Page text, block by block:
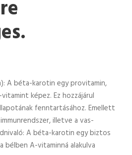
A béta-karotin egy provitamin,
képez. Ez hozzájárul
fenntartásához. Emellett
illetve a vas-
A béta-karotin egy biztos
bélben A-vitaminná alakulva